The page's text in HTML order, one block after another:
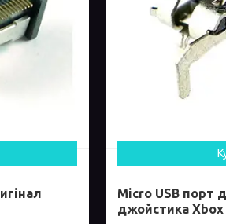
Micro USB порт
джойстика Xbox